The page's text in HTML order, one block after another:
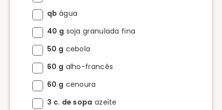
qb água
40 g soja granulada fina
50 g cebola
60 g alho-francês
60 g cenoura
3 c. de sopa azeite